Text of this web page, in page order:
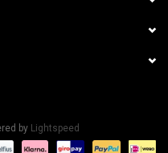
by Lightspeed